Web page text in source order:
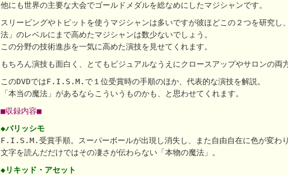
他にも世界の主要な大会でゴールドメダルを総なめにしたマジシャンです。
スリービングやトピットを使うマジシャンは多いですが彼ほどこの２つを研究し
法」のレベルにまで高めたマジシャンは数少ないでしょう。
この分野の技術進歩を一気に高めた演技を見せてくれます。
もちろん演技も面白く、とてもビジュアルなうえにクロースアップやサロンの両
このDVDではF.I.S.M.で１位受賞時の手順のほか、代表的な演技を解説。
「本当の魔法」があるならこういうものかも、と思わせてくれます。
■収録内容■
◆バリッシモ
F.I.S.M.受賞手順。スーパーボールが出現し消失し、また自由自在に色が変わり
文字を読んだだけではその凄さが伝わらない「本物の魔法」。
◆リキッド・アセット